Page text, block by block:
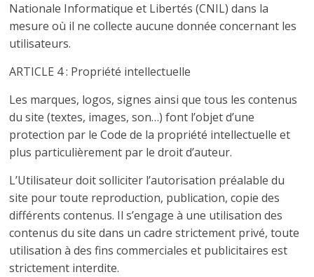
Nationale Informatique et Libertés (CNIL) dans la
mesure où il ne collecte aucune donnée concernant les
utilisateurs.
ARTICLE 4 : Propriété intellectuelle
Les marques, logos, signes ainsi que tous les contenus
du site (textes, images, son…) font l’objet d’une
protection par le Code de la propriété intellectuelle et
plus particulièrement par le droit d’auteur.
L’Utilisateur doit solliciter l’autorisation préalable du
site pour toute reproduction, publication, copie des
différents contenus. Il s’engage à une utilisation des
contenus du site dans un cadre strictement privé, toute
utilisation à des fins commerciales et publicitaires est
strictement interdite.